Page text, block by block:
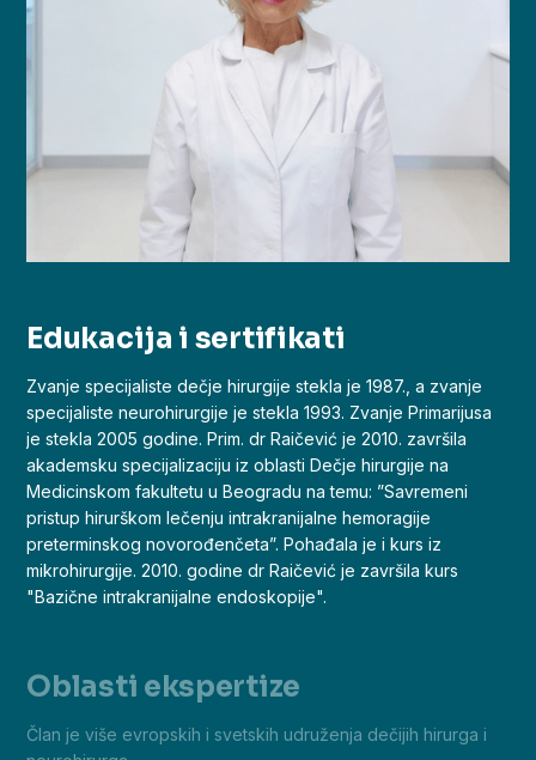
Edukacija i sertifikati
Zvanje specijaliste dečje hirurgije stekla je 1987., a zvanje
specijaliste neurohirurgije je stekla 1993. Zvanje Primarijusa
je stekla 2005 godine. Prim. dr Raičević je 2010. završila
akademsku specijalizaciju iz oblasti Dečje hirurgije na
Medicinskom fakultetu u Beogradu na temu: ”Savremeni
pristup hirurškom lečenju intrakranijalne hemoragije
preterminskog novorođenčeta”. Pohađala je i kurs iz
mikrohirurgije. 2010. godine dr Raičević je završila kurs
"Bazične intrakranijalne endoskopije".
Oblasti ekspertize
Član je više evropskih i svetskih udruženja dečijih hirurga i